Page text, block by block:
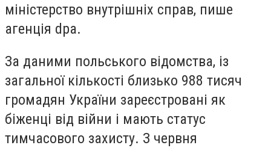
міністерство внутрішніх справ, пише
агенція dpa.
За даними польського відомства, із
загальної кількості близько 988 тисяч
громадян України зареєстровані як
біженці від війни і мають статус
тимчасового захисту. З червня